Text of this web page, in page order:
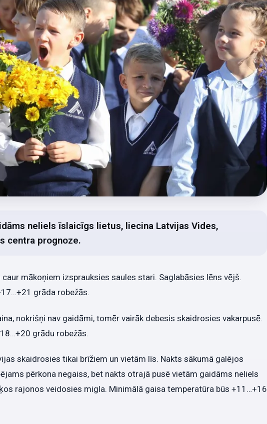
neliels īslaicīgs lietus, liecina Latvijas Vides,
centra prognoze.
mākoņiem izsprauksies saules stari. Saglabāsies lēns vējš.
grāda robežās.
nokrišņi nav gaidāmi, tomēr vairāk debesis skaidrosies vakarpusē.
grādu robežās.
skaidrosies tikai brīžiem un vietām līs. Nakts sākumā galējos
pērkona negaiss, bet nakts otrajā pusē vietām gaidāms neliels
rajonos veidosies migla. Minimālā gaisa temperatūra būs +11…+16